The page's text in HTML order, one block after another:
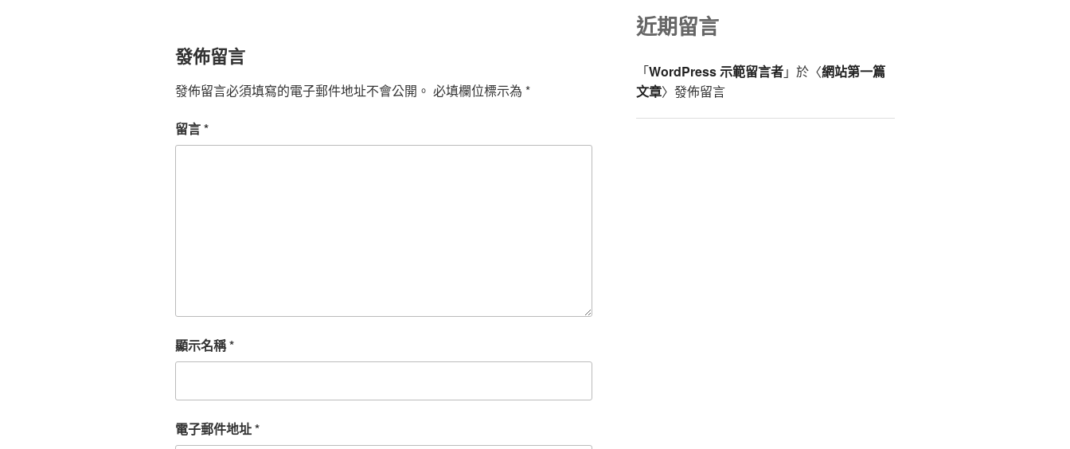
發佈留言
發佈留言必須填寫的電子郵件地址不會公開。 必填欄位標示為 *
留言*
顯示名稱*
電子郵件地址*
近期留言
「WordPress 示範留言者」於〈網站第一篇
文章〉發佈留言